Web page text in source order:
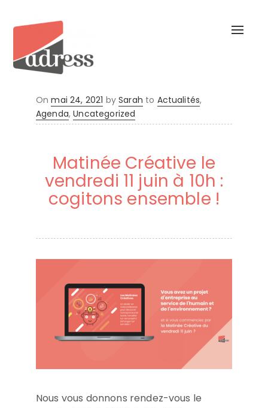
OnPosted
on
mai 24, 2021 bySarah to Actualités,
Agenda,Uncategorized
Matinée Créative le
vendredi 11 juin à 10h :
cogitons ensemble !
Nous vous donnons rendez-vous le